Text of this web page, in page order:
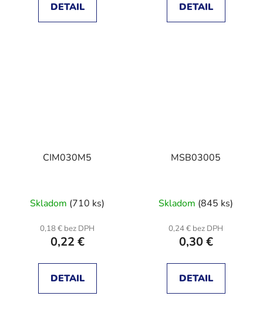
DETAIL DETAIL
CIM030M5
Skladom (710 ks)
0,18 € bez DPH
0,22 €
DETAIL
MSB03005
Skladom (845 ks)
0,24 € bez DPH
0,30 €
DETAIL